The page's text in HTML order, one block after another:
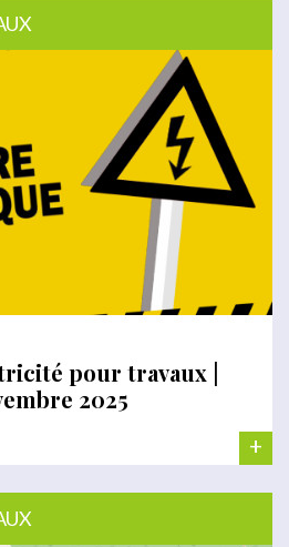
pour travaux |
2025
+